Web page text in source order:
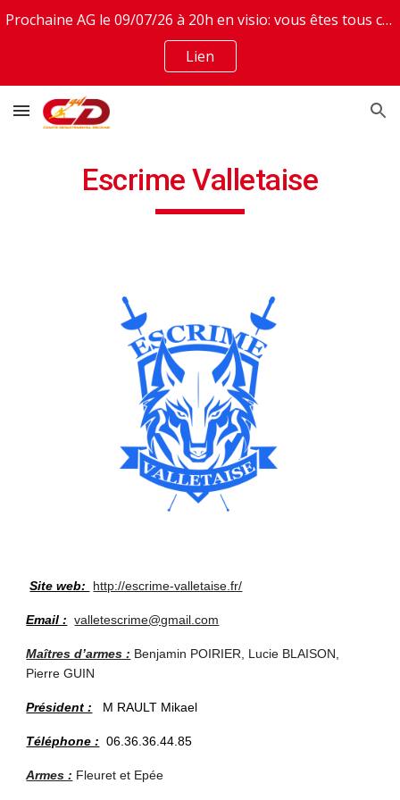
Prochaine AG le 09/07/26 à 20h en visio: vous êtes tous conviés. Invitation en lien
Lien
Escrime Valletaise
Site web: http://escrime-valletaise.fr/
Email : valletescrime@gmail.com
Maîtres d’armes : Benjamin POIRIER, Lucie BLAISON,
Pierre GUIN
Président : M RAULT Mikael
Téléphone : 06.36.36.44.85
Armes : Fleuret et Epée